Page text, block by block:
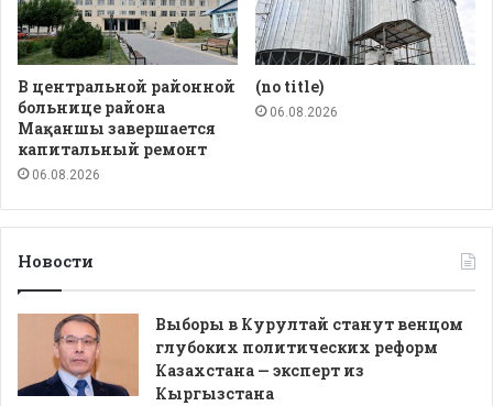
В центральной районной
больнице района
Мақаншы завершается
капитальный ремонт
06.08.2026
(no title)
06.08.2026
Новости
Выборы в Курултай станут венцом
глубоких политических реформ
Казахстана — эксперт из
Кыргызстана